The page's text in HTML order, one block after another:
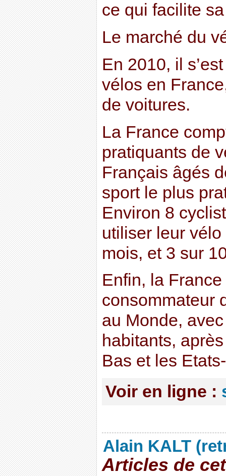
ce qui facilite
Le marché du
En 2010, il
vélos en
de voitures.
La France
pratiquants de
Français âgés
sport le plus
Environ 8
utiliser leur
mois, et 3 sur
Enfin, la
consommateur
au Monde,
habitants,
Bas et les
Voir en ligne :
Alain KALT
Articles de